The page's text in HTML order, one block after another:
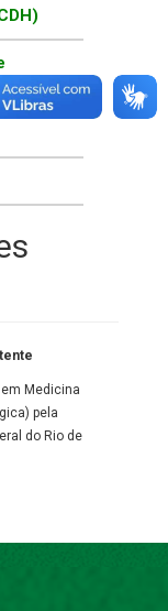
Medicina
pela
do Rio de